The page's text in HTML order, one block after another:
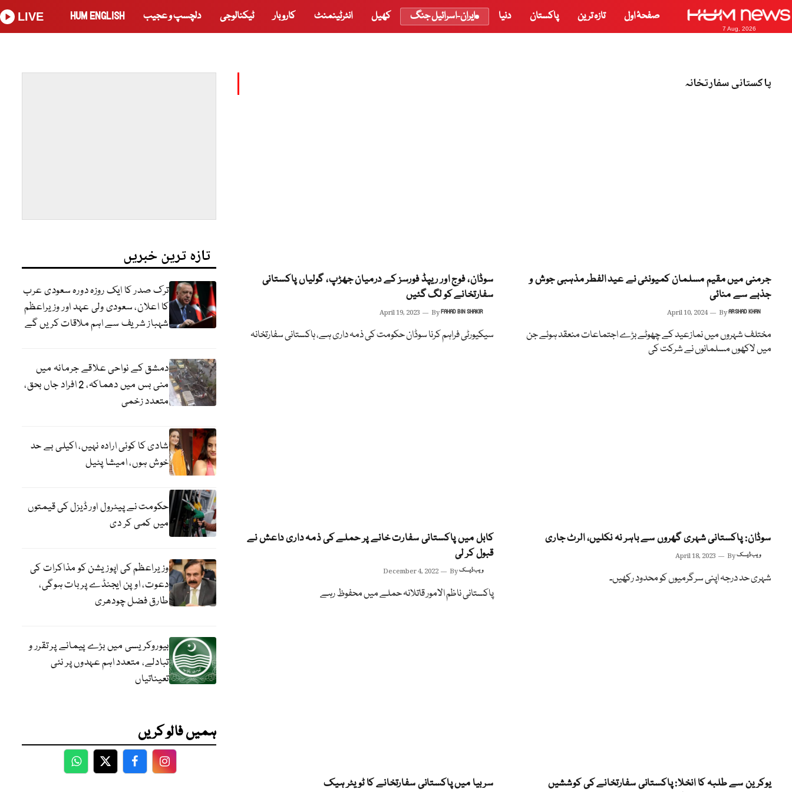
7 Aug, 2026
صفحۂ اول تازہ ترین پاکستان دنیا ایران-اسرائیل جنگ کھیل انٹرٹینمنٹ کاروبار ٹیکنالوجی دلچسپ و عجیب HUM ENGLISH
LIVE
پاکستانی سفارتخانہ
جرمنی میں مقیم مسلمان کمیونٹی نے عید الفطر مذہبی جوش و
جذبے سے منائی
April 10, 2024 ByARSHAD KHAN
مختلف شہروں میں نمازعید کے چھوٹے بڑے اجتماعات منعقد ہوئے جن
میں لاکھوں مسلمانوں نے شرکت کی
سوڈان، فوج اور ریپڈ فورسز کے درمیان جھڑپ، گولیاں پاکستانی
سفارتخانے کو لگ گئیں
April 19, 2023 ByFAHAD BIN SHAKIR
سیکیورٹی فراہم کرنا سوڈان حکومت کی ذمہ داری ہے، ہاکستانی سفارتخانہ
سوڈان: پاکستانی شہری گھروں سے باہر نہ نکلیں، الرٹ جاری
April 18, 2023 Byویب ڈیسک
شہری حد درجہ اپنی سرگرمیوں کو محدود رکھیں۔
کابل میں پاکستانی سفارت خانے پر حملے کی ذمہ داری داعش نے
قبول کر لی
December 4, 2022 Byویب ڈیسک
پاکستانی ناظم الامور قاتلانہ حملے میں محفوظ رہے
یوکرین سے طلبہ کا انخلا: پاکستانی سفارتخانے کی کوششیں
سربیا میں پاکستانی سفارتخانے کا ٹویٹر ہیک
تازہ ترین خبریں
ترک صدر کا ایک روزہ دورہ سعودی عرب
کا اعلان، سعودی ولی عہد اور وزیراعظم
شہباز شریف سے اہم ملاقات کریں گے
دمشق کے نواحی علاقے جرمانہ میں
منی بس میں دھماکہ، 2 افراد جاں بحق،
متعدد زخمی
شادی کا کوئی ارادہ نہیں، اکیلی بے حد
خوش ہوں، امیشا پٹیل
حکومت نے پیٹرول اور ڈیزل کی قیمتوں
میں کمی کر دی
وزیراعظم کی اپوزیشن کو مذاکرات کی
دعوت، اوپن ایجنڈے پر بات ہوگی،
طارق فضل چودھری
بیوروکریسی میں بڑے پیمانے پر تقرر و
تبادلے، متعدد اہم عہدوں پر نئی
تعیناتیاں
ہمیں فالو کریں
WhatsApp
TwitterFacebookFacebook